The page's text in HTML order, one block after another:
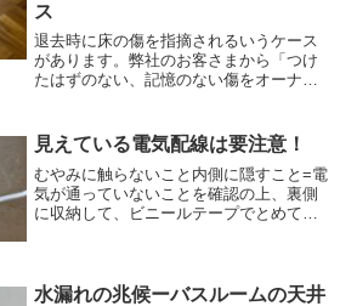
ス
退去時に床の傷を指摘されるいうケース
があります。弊社のお客さまから「つけ
たはずのない、記憶のない傷をオーナー
か？なかったか？がポイントです。
見えている電気配線は要注意！
むやみに触らないこと内側に隠すこと=電
気が通っていないことを確認の上、裏側
に収納して、ビニールテープでとめてお
水漏れの兆候ーバスルームの天井